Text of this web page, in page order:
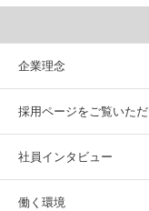
企業理念
採用ページをご覧いた
社員インタビュー
働く環境